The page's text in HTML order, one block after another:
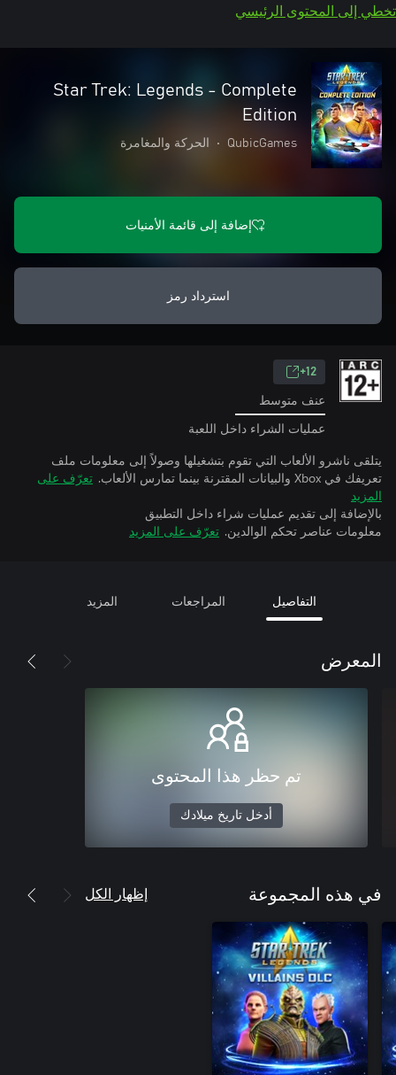
تخطي إلى المحتوى الرئيسي
Star Trek: Legends - Complete
Edition
QubicGames
• الحركة والمغامرة
إضافة إلى قائمة الأمنيات
استرداد رمز
12+
عنف متوسط
عمليات الشراء داخل اللعبة
يتلقى ناشرو الألعاب التي تقوم بتشغيلها وصولاً إلى معلومات ملف
تعريفك في Xbox والبيانات المقترنة بينما تمارس الألعاب.
تعرّف على
المزيد
بالإضافة إلى تقديم عمليات شراء داخل التطبيق
معلومات عناصر تحكم الوالدين. تعرّف على المزيد
التفاصيل المراجعات المزيد
المعرض
تم حظر هذا المحتوى
أدخل تاريخ ميلادك
في هذه المجموعة إظهار الكل